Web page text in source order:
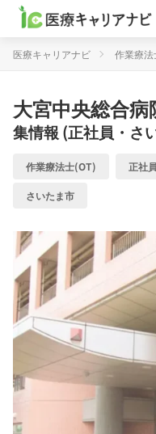
医療キャリアナビ 作業療法
大宮中央総合
集情報 (正社員・さ
作業療法士(OT) 正社員
さいたま市